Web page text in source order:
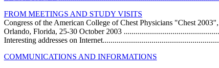
FROM MEETINGS AND STUDY VISITS
Congress of the American College of Chest Physicians "Chest 2003",
Orlando, Florida, 25-30 October 2003
Interesting addresses on
COMMUNICATIONS AND INFORMATIONS